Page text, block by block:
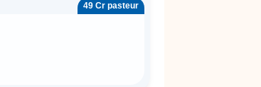
49 Cr pasteur